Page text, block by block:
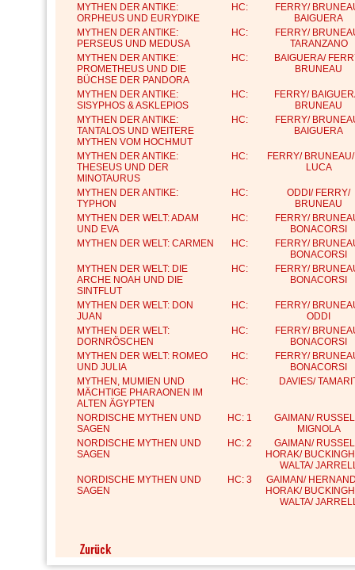
MYTHEN DER ANTIKE:
ORPHEUS UND EURYDIKE
HC:
FERRY/
BAIGUERA
MYTHEN DER ANTIKE:
PERSEUS UND MEDUSA
HC:
FERRY/
TARANZANO
MYTHEN DER ANTIKE:
PROMETHEUS UND DIE
BÜCHSE DER PANDORA
HC:
BAIGUERA/
BRUNEAU
MYTHEN DER ANTIKE:
SISYPHOS & ASKLEPIOS
HC:
FERRY/
BRUNEAU
MYTHEN DER ANTIKE:
TANTALOS UND WEITERE
MYTHEN VOM HOCHMUT
HC:
FERRY/
BAIGUERA
MYTHEN DER ANTIKE:
THESEUS UND DER
MINOTAURUS
HC:
FERRY/
LUCA
MYTHEN DER ANTIKE:
TYPHON
HC:
ODDI/ FERRY/
BRUNEAU
MYTHEN DER WELT: ADAM
UND EVA
HC:
FERRY/
BONACORSI
MYTHEN DER WELT: CARMEN
HC:
FERRY/
BONACORSI
MYTHEN DER WELT: DIE
ARCHE NOAH UND DIE
SINTFLUT
HC:
FERRY/
BONACORSI
MYTHEN DER WELT: DON
JUAN
HC:
FERRY/
ODDI
MYTHEN DER WELT:
DORNRÖSCHEN
HC:
FERRY/
BONACORSI
MYTHEN DER WELT: ROMEO
UND JULIA
HC:
FERRY/
BONACORSI
MYTHEN, MUMIEN UND
MÄCHTIGE PHARAONEN IM
ALTEN ÄGYPTEN
HC: DAVIES/
NORDISCHE MYTHEN UND
SAGEN
HC: 1
GAIMAN/
MIGNOLA
NORDISCHE MYTHEN UND
SAGEN
HC: 2
GAIMAN/
HORAK/
WALTA/
NORDISCHE MYTHEN UND
SAGEN
HC: 3
GAIMAN/
HORAK/
WALTA/